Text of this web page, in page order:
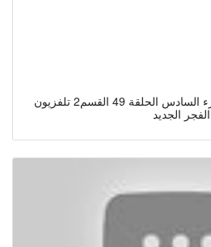
مسلسل وادي الذئاب الجزء السادس الحلقة 49 القسم2 تلفزيون
الفجر الجديد